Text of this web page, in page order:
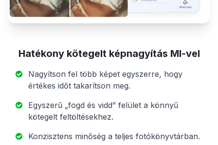
Hatékony kötegelt képnagyítás MI-vel
Nagyítson fel több képet egyszerre, hogy
értékes időt takarítson meg.
Egyszerű „fogd és vidd” felület a könnyű
kötegelt feltöltésekhez.
Konzisztens minőség a teljes fotókönyvtárban.